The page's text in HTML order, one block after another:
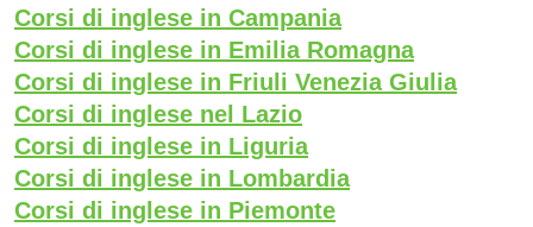
Corsi di inglese in Campania
Corsi di inglese in Emilia Romagna
Corsi di inglese in Friuli Venezia Giulia
Corsi di inglese nel Lazio
Corsi di inglese in Liguria
Corsi di inglese in Lombardia
Corsi di inglese in Piemonte